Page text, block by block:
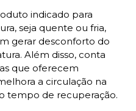
indicado para
seja quente ou fria,
gerar desconforto do
Além disso, conta
que oferecem
a circulação na
tempo de recuperação.